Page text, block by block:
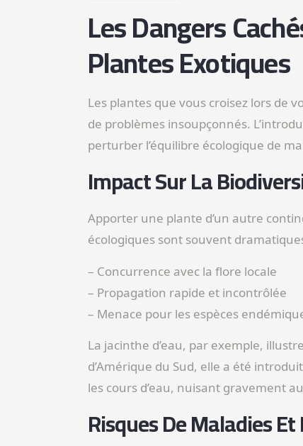
Les Dangers
Plantes Exotiques
Les plantes que vous croisez lors de
de problèmes insoupçonnés.
perturber l’équilibre écologique de
Impact Sur La
Apporter une plante d’un autre
écologiques sont souvent
– Concurrence avec la flore locale
– Propagation rapide et incontrôlée
– Menace pour les espèces
La jacinthe d’eau, par exemple,
d’Amérique du Sud, elle a été
les cours d’eau, nuisant gravement
Risques De Maladies